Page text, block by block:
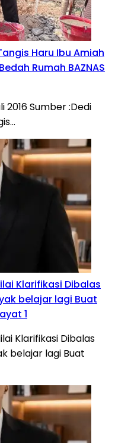
Haru Ibu Amiah
Rumah BAZNAS
2016 Sumber :Dedi
Klarifikasi Dibalas
belajar lagi Buat
1
Klarifikasi Dibalas
belajar lagi Buat